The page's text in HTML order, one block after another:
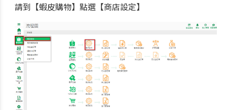
請到【蝦皮購物】點選【商店設定】